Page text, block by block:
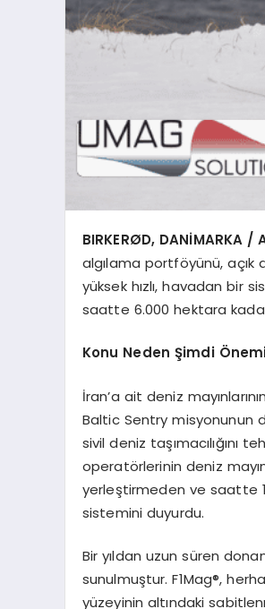
BIRKERØD, DANİMARKA /
algılama portföyünü, açık
yüksek hızlı, havadan bir
saatte 6.000 hektara
Konu Neden Şimdi
İran’a ait deniz
Baltic Sentry misyonunun
sivil deniz
operatörlerinin deniz
yerleştirmeden ve saatte
sistemini duyurdu.
Bir yıldan uzun süren
sunulmuştur. F1Mag®,
yüzeyinin altındaki